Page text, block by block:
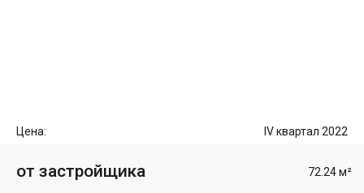
Цена: IV квартал 2022
от застройщика 72.24 м²